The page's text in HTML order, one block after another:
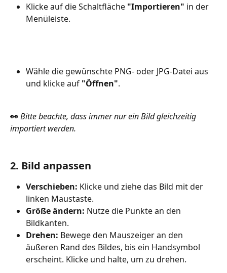
Klicke auf die Schaltfläche "Importieren" in der
Menüleiste.
Wähle die gewünschte PNG- oder JPG-Datei aus
und klicke auf "Öffnen".
👀 Bitte beachte, dassimmer nur ein Bild gleichzeitig
importiert werden.
2. Bild anpassen
Verschieben: Klicke und ziehe das Bild mit der
linken Maustaste.
Größe ändern: Nutze die Punkte an den
Bildkanten.
Drehen: Bewege den Mauszeiger an den
äußeren Rand des Bildes, bis ein Handsymbol
erscheint. Klicke und halte, um zu drehen.